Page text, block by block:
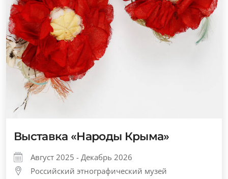
Выставка «Народы Крыма»
Август 2025 - Декабрь 2026
Российский этнографический музей